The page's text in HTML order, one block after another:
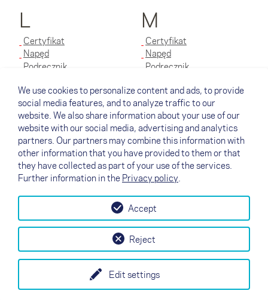
L
Certyfikat
Napęd
Podręcznik
M
Certyfikat
Napęd
Podręcznik
S
Certyfikat
Napęd
Podręcznik
Schemat olinowania
XS
Certyfikat
Napęd
Podręcznik
Schemat olinowania
Dystrybutorzy
my NOVA
Newsletter
Regulamin
Data Protection
DE FR IT ES SI PL CN
We use cookies to personalize content and ads, to provide
social media features, and to analyze traffic to our
website. We also share information about your use of our
website with our social media, advertising and analytics
partners. Our partners may combine this information with
other information that you have provided to them or that
they have collected as part of your use of the services.
Further information in the Privacy policy.
Edit settings
Reject
Accept